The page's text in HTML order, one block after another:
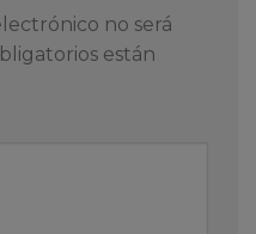
no será
están